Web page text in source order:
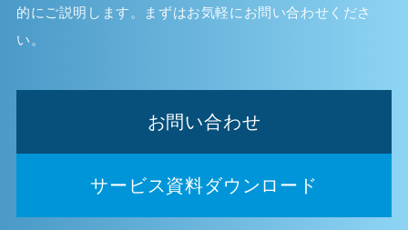
的にご説明します。まずはお気軽にお問い合わせくださ
い。
お問い合わせ
サービス資料ダウンロード